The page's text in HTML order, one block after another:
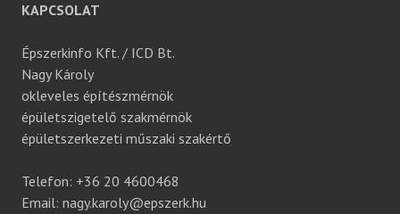
KAPCSOLAT
Épszerkinfo Kft. / ICD Bt.
Nagy Károly
okleveles építészmérnök
épületszigetelő szakmérnök
épületszerkezeti műszaki szakértő
Telefon: +36 20 4600468
Email: nagy.karoly@epszerk.hu